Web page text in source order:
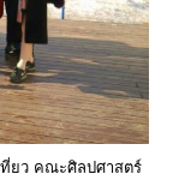
ที่ยว คณะศิลปศาสตร์